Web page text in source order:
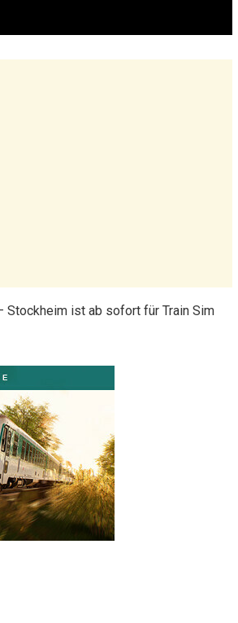
Stockheim ist ab sofort für Train Sim